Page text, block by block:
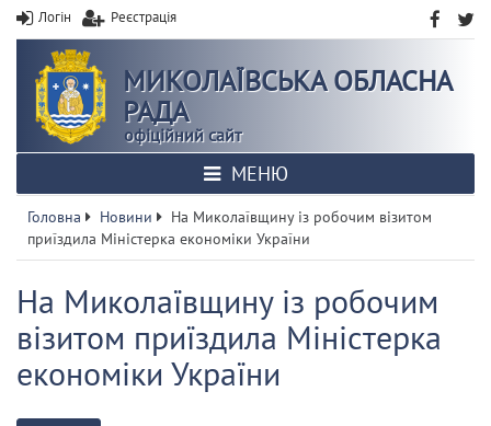
Логін Реєстрація
МИКОЛАЇВСЬКА ОБЛАСНА
РАДА
офіційний сайт
МЕНЮ
Головна Новини
На Миколаївщину із робочим візитом
приїздила Міністерка економіки України
На Миколаївщину із робочим
візитом приїздила Міністерка
економіки України